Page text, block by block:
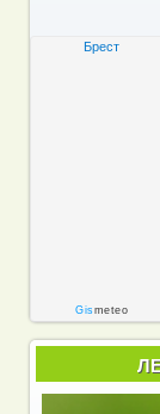
Брест
Gismeteo